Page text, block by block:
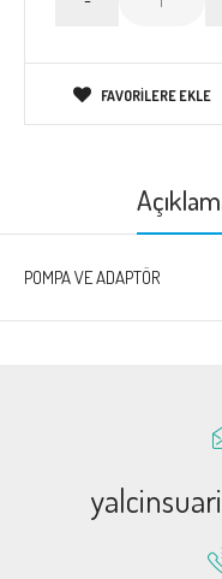
FAVORILERE EKLE
POMPA VE ADAPTÖR